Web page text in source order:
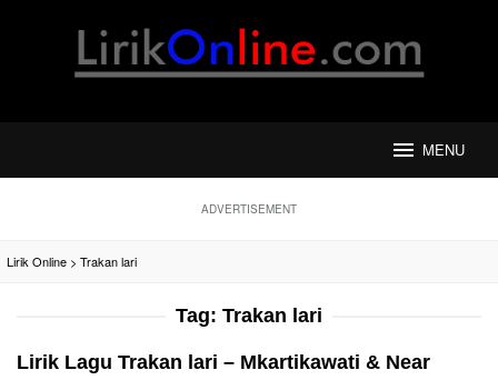
MENU
ADVERTISEMENT
Lirik Online > Trakan lari
Tag: Trakan lari
Lirik Lagu Trakan lari – Mkartikawati & Near